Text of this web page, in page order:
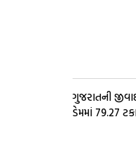
ગુજરાતની
ડેમમાં 79.27